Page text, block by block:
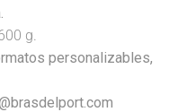
g.
personalizables,